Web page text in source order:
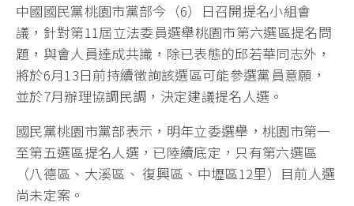
中國國民黨桃園市黨部今（6）日召開提名小組會
議，針對第11屆立法委員選舉桃園市第六選區提名問
題，與會人員達成共識，除已表態的邱若華同志外，
將於6月13日前持續徵詢該選區可能參選黨員意願，
並於7月辦理協調民調，決定建議提名人選。
國民黨桃園市黨部表示，明年立委選舉，桃園市第一
至第五選區提名人選，已陸續底定，只有第六選區
（八德區、大溪區、 復興區、中壢區12里）目前人選
尚未定案。